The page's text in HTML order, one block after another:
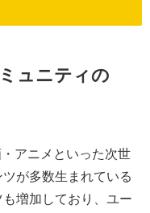
ュニティの
アニメといった次世
が多数生まれている
増加しており、ユー